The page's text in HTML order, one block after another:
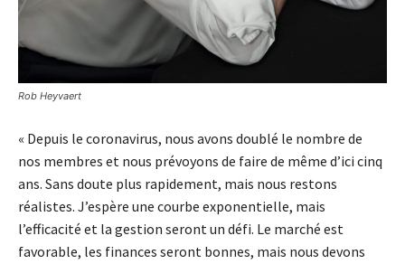
Rob Heyvaert
« Depuis le coronavirus, nous avons doublé le nombre de
nos membres et nous prévoyons de faire de même d’ici cinq
ans. Sans doute plus rapidement, mais nous restons
réalistes. J’espère une courbe exponentielle, mais
l’efficacité et la gestion seront un défi. Le marché est
favorable, les finances seront bonnes, mais nous devons